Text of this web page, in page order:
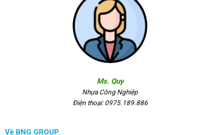
Ms. Quy
Nhựa Công Nghiệp
Điện thoại: 0975.189.886
Về BNG GROUP